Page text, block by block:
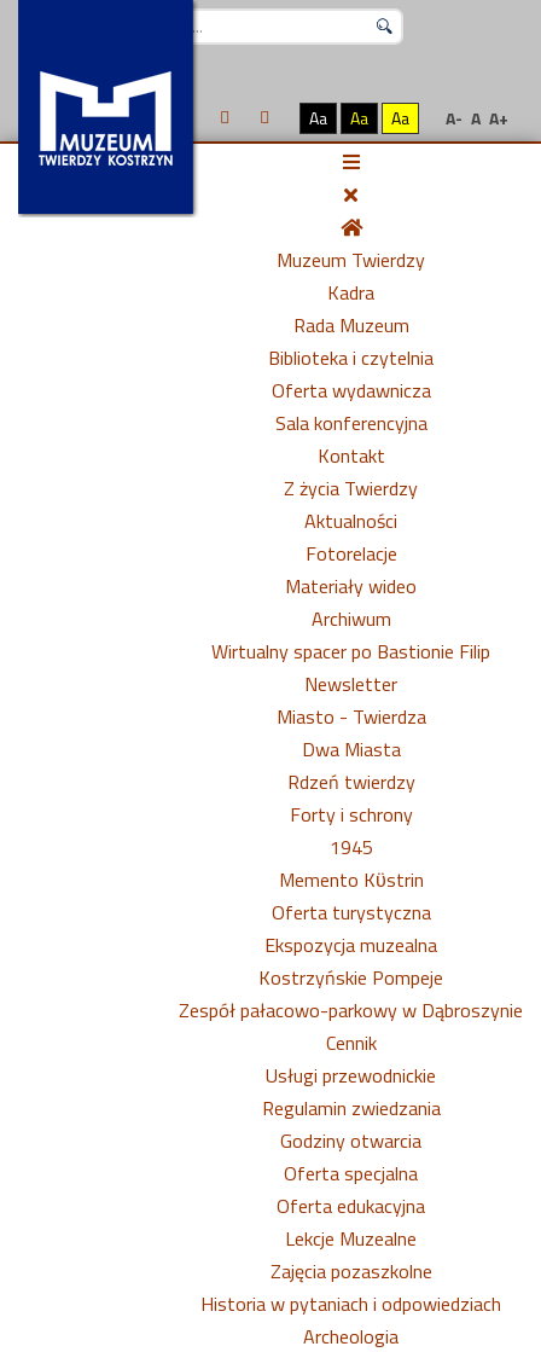
Aa Aa Aa A- A A+
Muzeum Twierdzy
Kadra
Rada Muzeum
Biblioteka i czytelnia
Oferta wydawnicza
Sala konferencyjna
Kontakt
Z życia Twierdzy
Aktualności
Fotorelacje
Materiały wideo
Archiwum
Wirtualny spacer po Bastionie Filip
Newsletter
Miasto - Twierdza
Dwa Miasta
Rdzeń twierdzy
Forty i schrony
1945
Memento Kϋstrin
Oferta turystyczna
Ekspozycja muzealna
Kostrzyńskie Pompeje
Zespół pałacowo-parkowy w Dąbroszynie
Cennik
Usługi przewodnickie
Regulamin zwiedzania
Godziny otwarcia
Oferta specjalna
Oferta edukacyjna
Lekcje Muzealne
Zajęcia pozaszkolne
Historia w pytaniach i odpowiedziach
Archeologia